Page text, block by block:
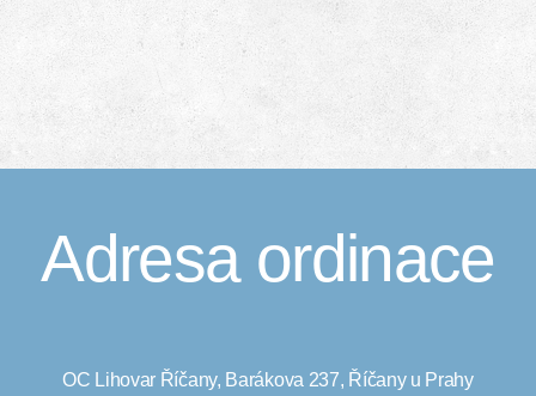
Adresa ordinace
OC Lihovar Říčany, Barákova 237, Říčany u Prahy